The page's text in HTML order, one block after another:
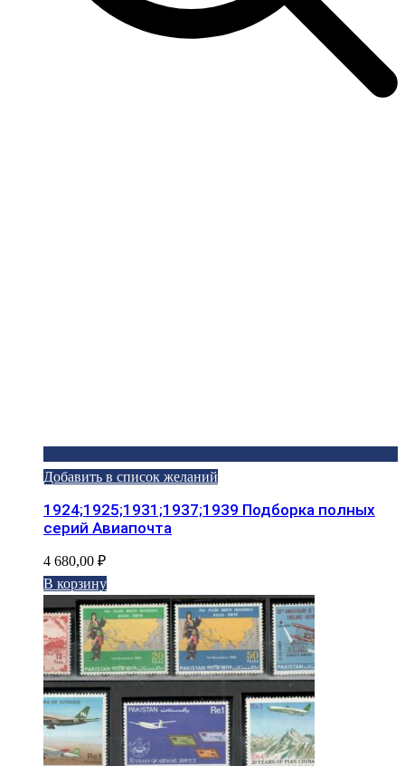
Добавить в список желаний
1924;1925;1931;1937;1939 Подборка полных
серий Авиапочта
4 680,00 ₽
В корзину